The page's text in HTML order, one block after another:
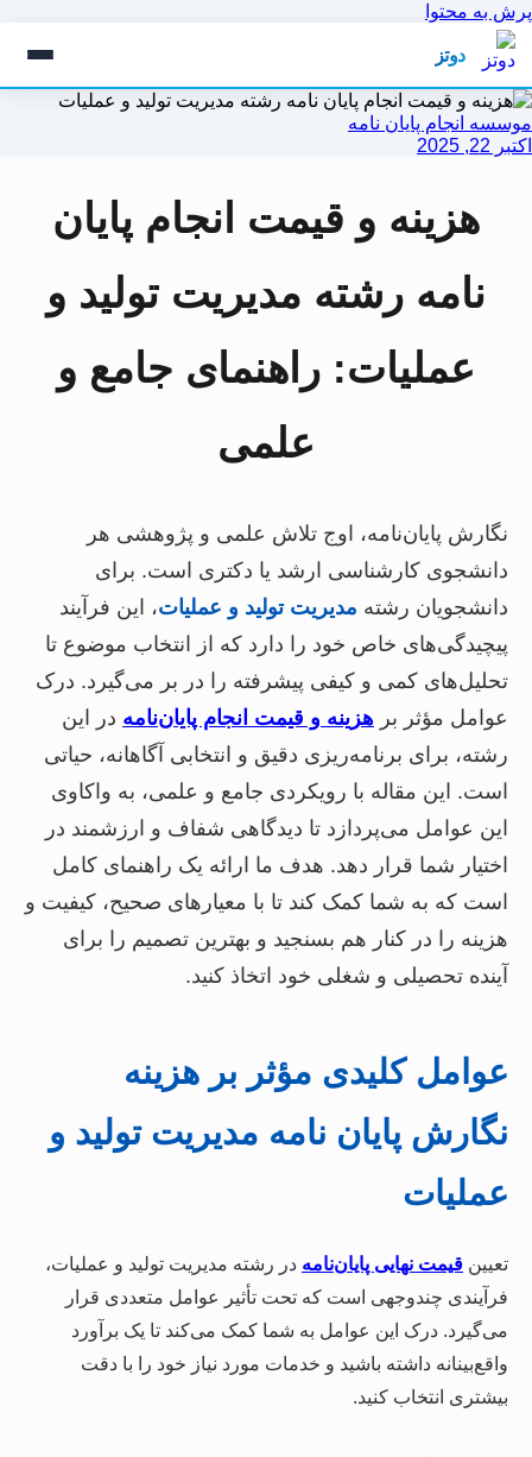
پرش به محتوا
دوتز
موسسه انجام پایان نامه
اکتبر 22, 2025
هزینه و قیمت انجام پایان
نامه رشته مدیریت تولید و
عملیات: راهنمای جامع و
علمی
نگارش پایان‌نامه، اوج تلاش علمی و پژوهشی هر
دانشجوی کارشناسی ارشد یا دکتری است. برای
دانشجویان رشته مدیریت تولید و عملیات، این فرآیند
پیچیدگی‌های خاص خود را دارد که از انتخاب موضوع تا
تحلیل‌های کمی و کیفی پیشرفته را در بر می‌گیرد. درک
عوامل مؤثر بر هزینه و قیمت انجام پایان‌نامه در این
رشته، برای برنامه‌ریزی دقیق و انتخابی آگاهانه، حیاتی
است. این مقاله با رویکردی جامع و علمی، به واکاوی
این عوامل می‌پردازد تا دیدگاهی شفاف و ارزشمند در
اختیار شما قرار دهد. هدف ما ارائه یک راهنمای کامل
است که به شما کمک کند تا با معیارهای صحیح، کیفیت و
هزینه را در کنار هم بسنجید و بهترین تصمیم را برای
آینده تحصیلی و شغلی خود اتخاذ کنید.
عوامل کلیدی مؤثر بر هزینه
نگارش پایان نامه مدیریت تولید و
عملیات
تعیین قیمت نهایی پایان‌نامه در رشته مدیریت تولید و عملیات،
فرآیندی چندوجهی است که تحت تأثیر عوامل متعددی قرار
می‌گیرد. درک این عوامل به شما کمک می‌کند تا یک برآورد
واقع‌بینانه داشته باشید و خدمات مورد نیاز خود را با دقت
بیشتری انتخاب کنید.